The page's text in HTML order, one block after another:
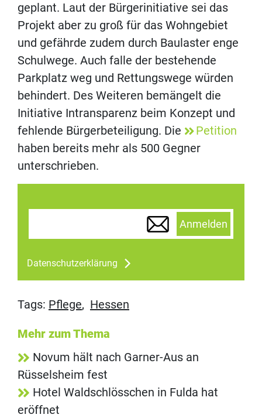
geplant. Laut der Bürgerinitiative sei das
Projekt aber zu groß für das Wohngebiet
und gefährde zudem durch Baulaster enge
Schulwege. Auch falle der bestehende
Parkplatz weg und Rettungswege würden
behindert. Des Weiteren bemängelt die
Initiative Intransparenz beim Konzept und
fehlende Bürgerbeteiligung. Die
Petition
haben bereits mehr als 500 Gegner
unterschrieben.
Anmelden
Datenschutzerklärung
Tags: Pflege, Hessen
Mehr zum Thema
Novum hält nach Garner-Aus an
Rüsselsheim fest
Hotel Waldschlösschen in Fulda hat
eröffnet